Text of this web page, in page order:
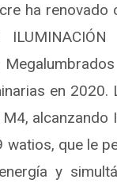
ha renovado
en 2020.
alcanzando
que le
y